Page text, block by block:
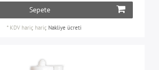
Sepete
* KDV hariç hariç Nakliye ücreti